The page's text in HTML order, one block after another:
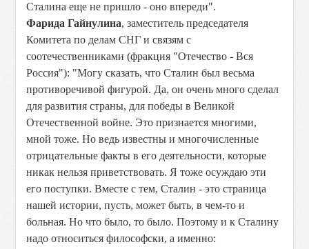
Сталина еще не пришло - оно впереди".
Фарида Гайнулина, заместитель председателя
Комитета по делам СНГ и связям с
соотечественниками (фракция "Отечество - Вся
Россия"): "Могу сказать, что Сталин был весьма
противоречивой фигурой. Да, он очень много сделал
для развития страны, для победы в Великой
Отечественной войне. Это признается многими,
мной тоже. Но ведь известны и многочисленные
отрицательные факты в его деятельности, которые
никак нельзя приветствовать. Я тоже осуждаю эти
его поступки. Вместе с тем, Сталин - это страница
нашей истории, пусть, может быть, в чем-то и
больная. Но что было, то было. Поэтому и к Сталину
надо относиться философски, а именно: